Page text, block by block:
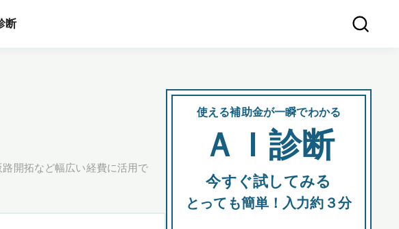
断
開拓など幅広い経費に活用で
使える補助金が一瞬でわかる
ＡＩ診断
今すぐ試してみる
とっても簡単！入力約３分